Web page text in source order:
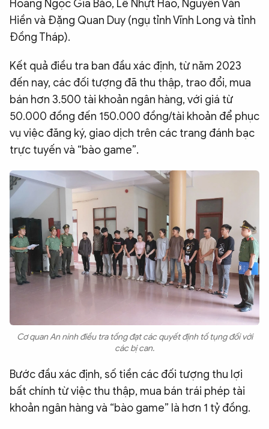
Hoàng Ngọc Gia Bảo, Lê Nhựt Hào, Nguyễn Văn
Hiền và Đặng Quan Duy (ngụ tỉnh Vĩnh Long và tỉnh
Đồng Tháp).
Kết quả điều tra ban đầu xác định, từ năm 2023
đến nay, các đối tượng đã thu thập, trao đổi, mua
bán hơn 3.500 tài khoản ngân hàng, với giá từ
50.000 đồng đến 150.000 đồng/tài khoản để phục
vụ việc đăng ký, giao dịch trên các trang đánh bạc
trực tuyến và “bào game”.
Cơ quan An ninh điều tra tống đạt các quyết định tố tụng đối với
các bị can.
Bước đầu xác định, số tiền các đối tượng thu lợi
bất chính từ việc thu thập, mua bán trái phép tài
khoản ngân hàng và “bào game” là hơn 1 tỷ đồng.